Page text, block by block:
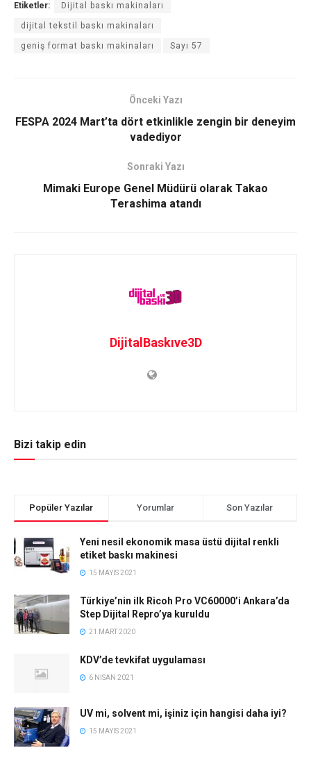
Etiketler: Dijital baskı makinaları
dijital tekstil baskı makinaları
geniş format baskı makinaları Sayı 57
Önceki Yazı
FESPA 2024 Mart’ta dört etkinlikle zengin bir deneyim
vadediyor
Sonraki Yazı
Mimaki Europe Genel Müdürü olarak Takao
Terashima atandı
DijitalBaskıve3D
Bizi takip edin
Popüler Yazılar Yorumlar Son Yazılar
Yeni nesil ekonomik masa üstü dijital renkli
etiket baskı makinesi
15 MAYIS 2021
Türkiye’nin ilk Ricoh Pro VC60000’i Ankara’da
Step Dijital Repro’ya kuruldu
21 MART 2020
KDV’de tevkifat uygulaması
6 NISAN 2021
UV mi, solvent mi, işiniz için hangisi daha iyi?
15 MAYIS 2021